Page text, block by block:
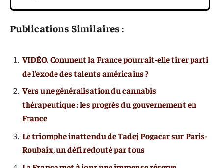
Publications Similaires :
VIDÉO. Comment la France pourrait-elle tirer parti
de l’exode des talents américains ?
Vers une généralisation du cannabis
thérapeutique : les progrès du gouvernement en
France
Le triomphe inattendu de Tadej Pogacar sur Paris-
Roubaix, un défi redouté par tous